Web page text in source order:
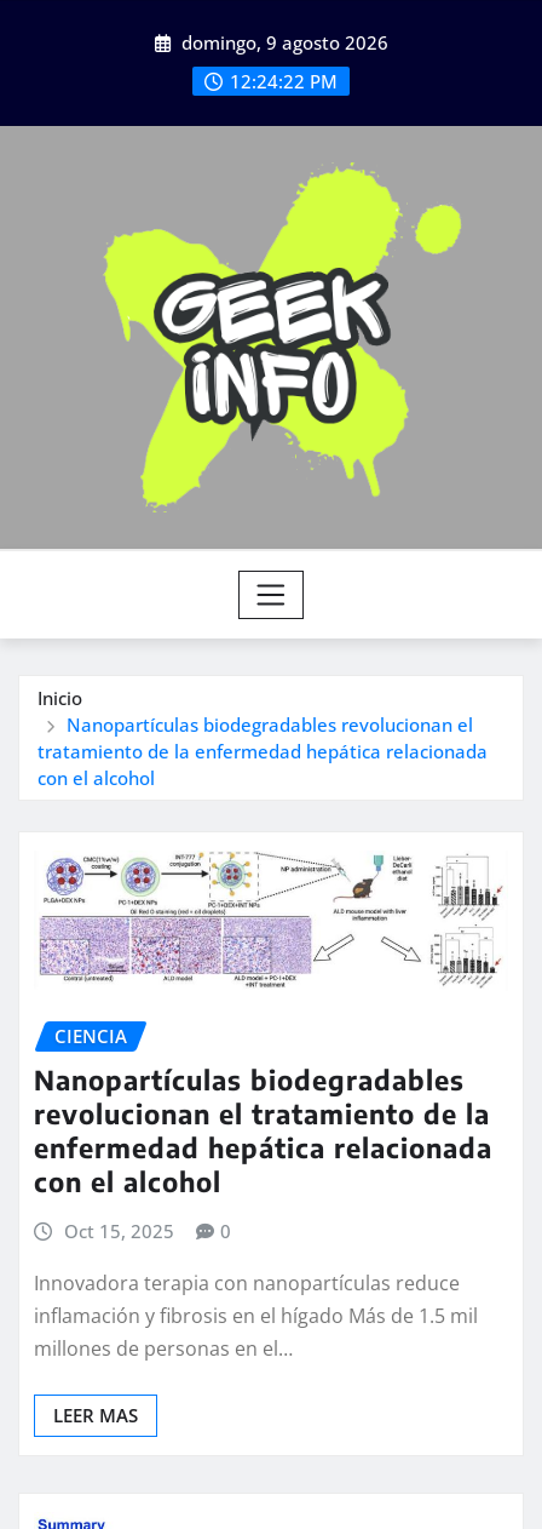
domingo, 9 agosto 2026
12:24:22 PM
Inicio
Nanopartículas biodegradables revolucionan el
tratamiento de la enfermedad hepática relacionada
con el alcohol
CIENCIA
Nanopartículas biodegradables
revolucionan el tratamiento de la
enfermedad hepática relacionada
con el alcohol
Oct 15, 2025 0
Innovadora terapia con nanopartículas reduce
inflamación y fibrosis en el hígado Más de 1.5 mil
millones de personas en el…
LEER MAS